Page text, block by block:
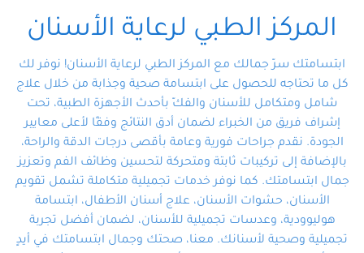
وتضمن لك حلاً شاملًا لجميع
المتخصص ذوي الخبرة، ستجد نفسك
في أيد أمينة تلبي احتياجاتك بكل
احترافية ودقة.
المركز الطبي لرعاية الأسنان
ابتسامتك سرّ جمالك مع المركز الطبي لرعاية الأسنان! نوفر لك
كل ما تحتاجه للحصول على ابتسامة صحية وجذابة من خلال علاج
شامل ومتكامل للأسنان والفكّ بأحدث الأجهزة الطبية، تحت
إشراف فريق من الخبراء لضمان أدق النتائج وفقًا لأعلى معايير
الجودة. نقدم جراحات فورية وعامة بأقصى درجات الدقة والراحة،
بالإضافة إلى تركيبات ثابتة ومتحركة لتحسين وظائف الفم وتعزيز
جمال ابتسامتك. كما نوفر خدمات تجميلية متكاملة تشمل تقويم
الأسنان، حشوات الأسنان، علاج أسنان الأطفال، ابتسامة
هوليوودية، وعدسات تجميلية للأسنان، لضمان أفضل تجربة
تجميلية وصحية لأسنانك. معنا، صحتك وجمال ابتسامتك في أيدٍ